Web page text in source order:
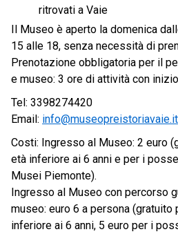
ritrovati a Vaie
Il Museo è aperto la domenica
15 alle 18, senza necessità di
Prenotazione obbligatoria per il
e museo: 3 ore di attività con
Tel: 3398274420
Email: info@museopreistoriavaie.it
Costi: Ingresso al Museo: 2 euro
età inferiore ai 6 anni e per i
Musei Piemonte).
Ingresso al Museo con percorso
museo: euro 6 a persona (gratuito
inferiore ai 6 anni, 5 euro per i